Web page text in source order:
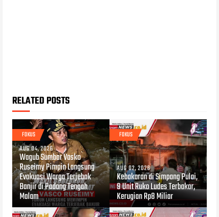
RELATED POSTS
FOKUS
AUG 04, 2026
Wagub Sumbar Vasko
Ruseimy Pimpin Langsung
Evakuasi Warga Terjebak
Banjir di Padang Tengah
Malam
FOKUS
AUG 02, 2026
Kebakaran di Simpang Pulai,
9 Unit Ruko Ludes Terbakar,
Kerugian Rp8 Miliar